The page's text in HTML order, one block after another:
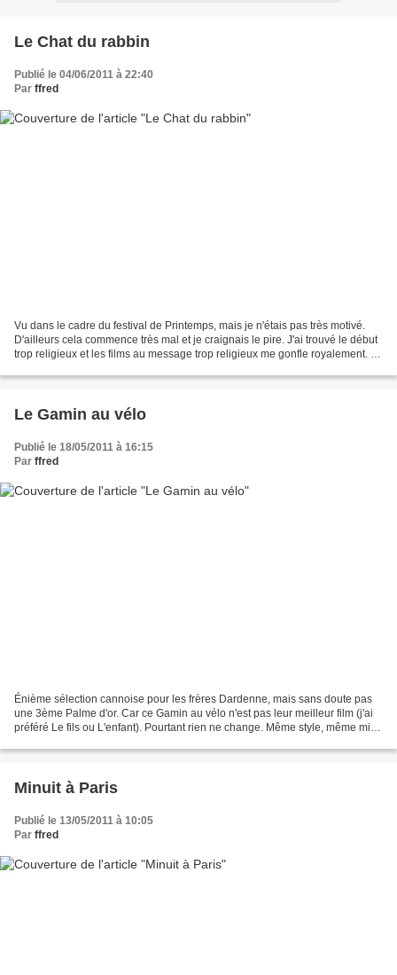
Le Chat du rabbin
Publié le 04/06/2011 à 22:40
Par ffred
Vu dans le cadre du festival de Printemps, mais je n'étais pas très motivé.
D'ailleurs cela commence très mal et je craignais le pire. J'ai trouvé le début
trop religieux et les films au message trop religieux me gonfle royalement. Et
Le Gamin au vélo
Publié le 18/05/2011 à 16:15
Par ffred
Énième sélection cannoise pour les frères Dardenne, mais sans doute pas
une 3ème Palme d'or. Car ce Gamin au vélo n'est pas leur meilleur film (j'ai
préféré Le fils ou L'enfant). Pourtant rien ne change. Même style, même mise
Minuit à Paris
Publié le 13/05/2011 à 10:05
Par ffred